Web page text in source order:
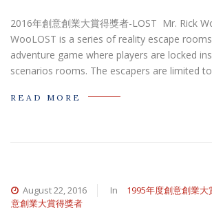
2016年創意創業大賞得獎者-LOST Mr. Rick
WooLOST is a series of reality escape
adventure game where players are locked
scenarios rooms. The escapers are limited
READ MORE
August 22, 2016 In 1995年度創意創業大
意創業大賞得獎者